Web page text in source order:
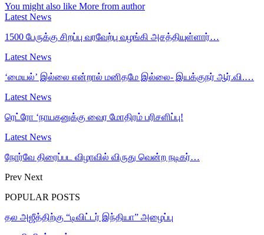
You might also like More from author
Latest News
1500 பேருக்கு சிறப்பு வரவேற்பு வழங்கி அசத்தியுள்ளார்…
Latest News
‘மையல்’ இல்லை என்றால் மனிதமே இல்லை- இயக்குநர் ஆர்.வி.…
Latest News
ரெட்ரோ ‘நாயகனுக்கு வைர மோதிரம் பரிசளிப்பு!
Latest News
நோர்வே திரைப்பட விழாவில் விருது வென்ற நடிகர்…
Prev Next
POPULAR POSTS
தல அஜீத்திற்கு “டிவிட்டர் இந்தியா” அழைப்பு